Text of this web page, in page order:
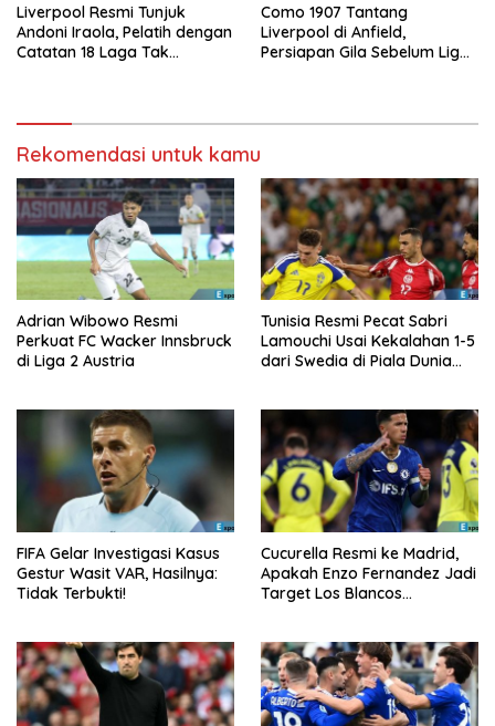
Liverpool Resmi Tunjuk
Andoni Iraola, Pelatih dengan
Catatan 18 Laga Tak
Como 1907 Tantang
Liverpool di Anfield,
Persiapan Gila Sebelum Liga
Rekomendasi untuk kamu
Adrian Wibowo Resmi
Perkuat FC Wacker Innsbruck
di Liga 2 Austria
Tunisia Resmi Pecat Sabri
Lamouchi Usai Kekalahan 1-5
dari Swedia di Piala Dunia
FIFA Gelar Investigasi Kasus
Gestur Wasit VAR, Hasilnya:
Tidak Terbukti!
Cucurella Resmi ke Madrid,
Apakah Enzo Fernandez Jadi
Target Los Blancos